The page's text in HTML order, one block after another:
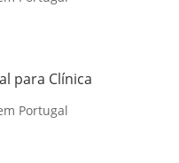
para Clínica
Portugal